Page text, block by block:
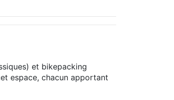
et bikepacking
espace, chacun apportant